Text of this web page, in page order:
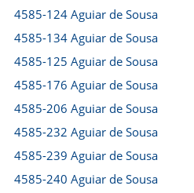
4585-124 Aguiar de Sousa
4585-134 Aguiar de Sousa
4585-125 Aguiar de Sousa
4585-176 Aguiar de Sousa
4585-206 Aguiar de Sousa
4585-232 Aguiar de Sousa
4585-239 Aguiar de Sousa
4585-240 Aguiar de Sousa